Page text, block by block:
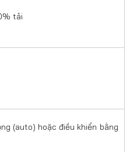
tải
(auto) hoặc điều khiển bằng